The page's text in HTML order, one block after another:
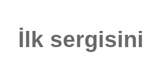
İlk sergisini